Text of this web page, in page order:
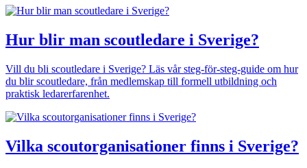
Hur blir man scoutledare i Sverige?
Vill du bli scoutledare i Sverige? Läs vår steg-för-steg-guide om hur
du blir scoutledare, från medlemskap till formell utbildning och
praktisk ledarerfarenhet.
Vilka scoutorganisationer finns i Sverige?